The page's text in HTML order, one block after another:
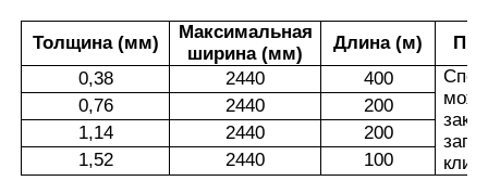
Толщина (мм)
Максимальная
ширина (мм)
Длина (м)
0,38
2440 400
0,76 2440
200
1,14
2440
200
1,52
2440 100